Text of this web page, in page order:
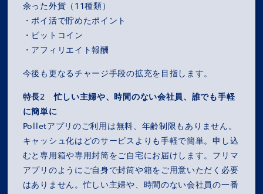
余った外貨（11種類）
・ポイ活で貯めたポイント
・ビットコイン
・アフィリエイト報酬
今後も更なるチャージ手段の拡充を目指します。
特長2 忙しい主婦や、時間のない会社員、誰でも手軽
に簡単に
Polletアプリのご利用は無料、年齢制限もありません。
キャッシュ化はどのサービスよりも手軽で簡単。申し込
むと専用箱や専用封筒をご自宅にお届けします。フリマ
アプリのようにご自身で封筒や箱をご用意いただく必要
はありません。忙しい主婦や、時間のない会社員の一番